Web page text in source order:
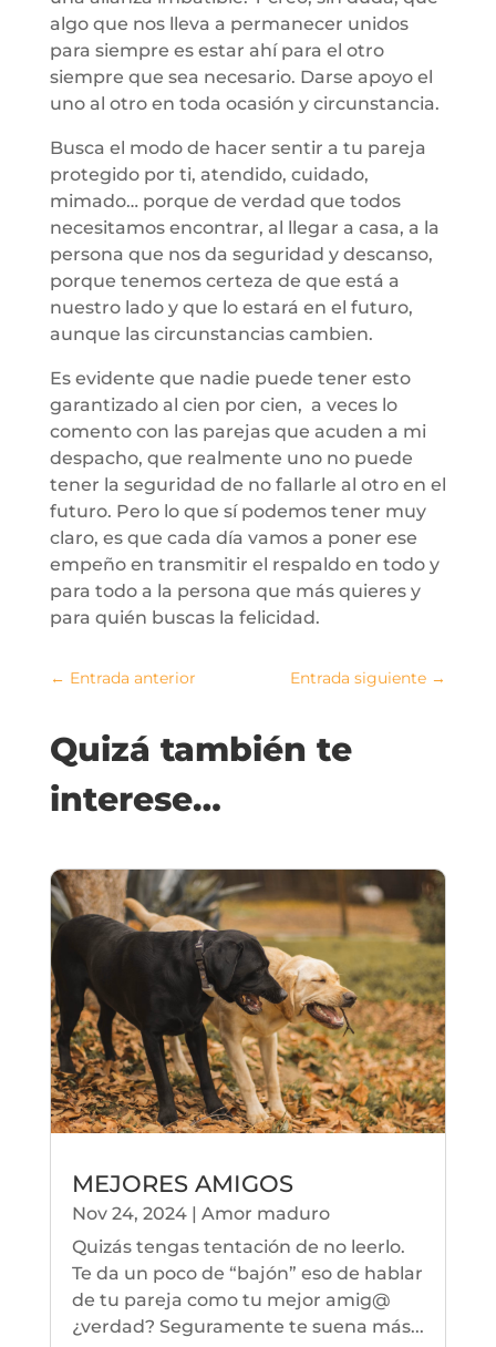
algo que nos lleva a permanecer unidos
para siempre es estar ahí para el otro
siempre que sea necesario. Darse apoyo el
uno al otro en toda ocasión y circunstancia.
Busca el modo de hacer sentir a tu pareja
protegido por ti, atendido, cuidado,
mimado… porque de verdad que todos
necesitamos encontrar, al llegar a casa, a la
persona que nos da seguridad y descanso,
porque tenemos certeza de que está a
nuestro lado y que lo estará en el futuro,
aunque las circunstancias cambien.
Es evidente que nadie puede tener esto
garantizado al cien por cien, a veces lo
comento con las parejas que acuden a mi
despacho, que realmente uno no puede
tener la seguridad de no fallarle al otro en el
futuro. Pero lo que sí podemos tener muy
claro, es que cada día vamos a poner ese
empeño en transmitir el respaldo en todo y
para todo a la persona que más quieres y
para quién buscas la felicidad.
← Entrada anterior Entrada siguiente →
Quizá también te
interese…
MEJORES AMIGOS
Nov 24, 2024| Amor maduro
Quizás tengas tentación de no leerlo.
Te da un poco de “bajón” eso de hablar
de tu pareja como tu mejor amig@
¿verdad? Seguramente te suena más...